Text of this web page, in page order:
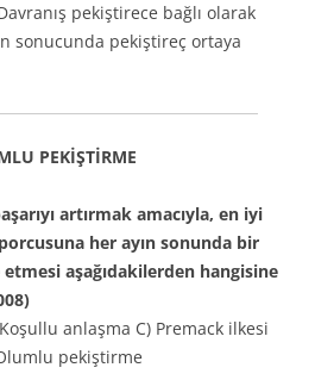
pekiştirece bağlı olarak
sonucunda pekiştireç ortaya
PEKİŞTİRME
artırmak amacıyla, en iyi
her ayın sonunda bir
aşağıdakilerden hangisine
anlaşma C) Premack ilkesi
pekiştirme